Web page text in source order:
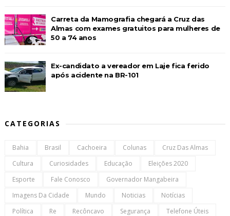
Carreta da Mamografia chegará a Cruz das
Almas com exames gratuitos para mulheres de
50 a 74 anos
Ex-candidato a vereador em Laje fica ferido
após acidente na BR-101
CATEGORIAS
Bahia Brasil Cachoeira Colunas
Cruz Das Almas
Cultura
Curiosidades Educação
Eleições 2020
Esporte
Fale Conosco
Governador Mangabeira
Imagens Da Cidade
Mundo Noticias
Notícias
Política
Re Recôncavo Segurança
Telefone Úteis